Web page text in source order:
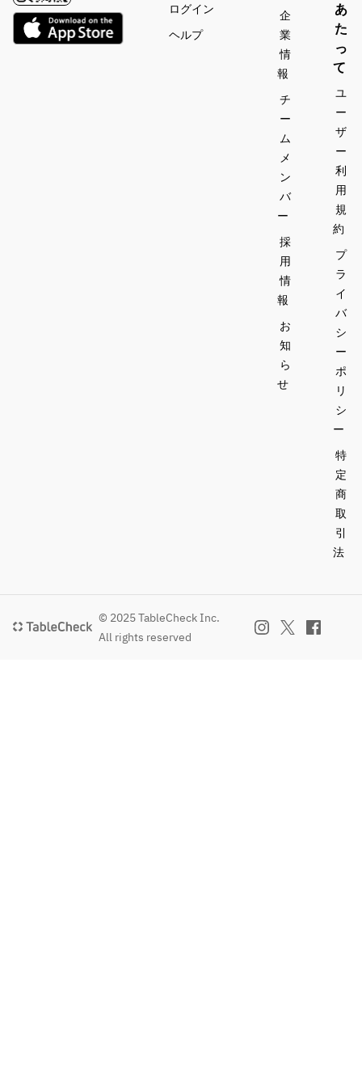
ログイン
ヘルプ
企
業
情
報
チ
ー
ム
メ
ン
バ
ー
採
用
情
報
お
知
ら
せ
あ
た
っ
て
ユ
ー
ザ
ー
利
用
規
約
プ
ラ
イ
バ
シ
ー
ポ
リ
シ
ー
特
定
商
取
引
法
© 2025 TableCheck Inc.
All rights reserved